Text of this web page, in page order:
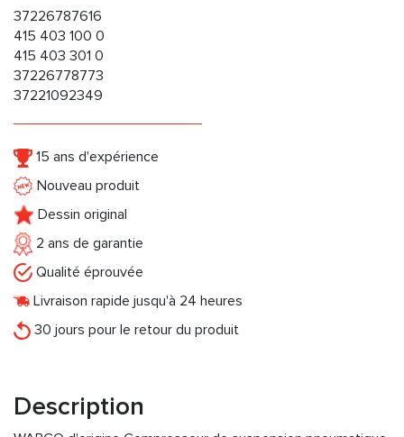
37226787616
415 403 100 0
415 403 301 0
37226778773
37221092349
15 ans d'expérience
Nouveau produit
Dessin original
2 ans de garantie
Qualité éprouvée
Livraison rapide jusqu'à 24 heures
30 jours pour le retour du produit
Description